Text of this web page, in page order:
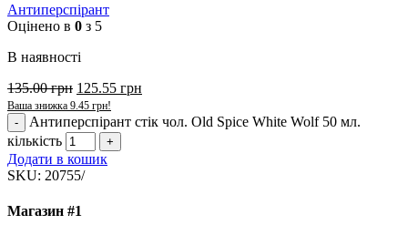
Антиперспірант
Оцінено в 0 з 5
В наявності
135.00грн 125.55 грн
Ваша знижка 9.45 грн!
Антиперспірант стік чол. Old Spice White Wolf 50 мл.
кількість
Додати в кошик
SKU: 20755/
Магазин #1